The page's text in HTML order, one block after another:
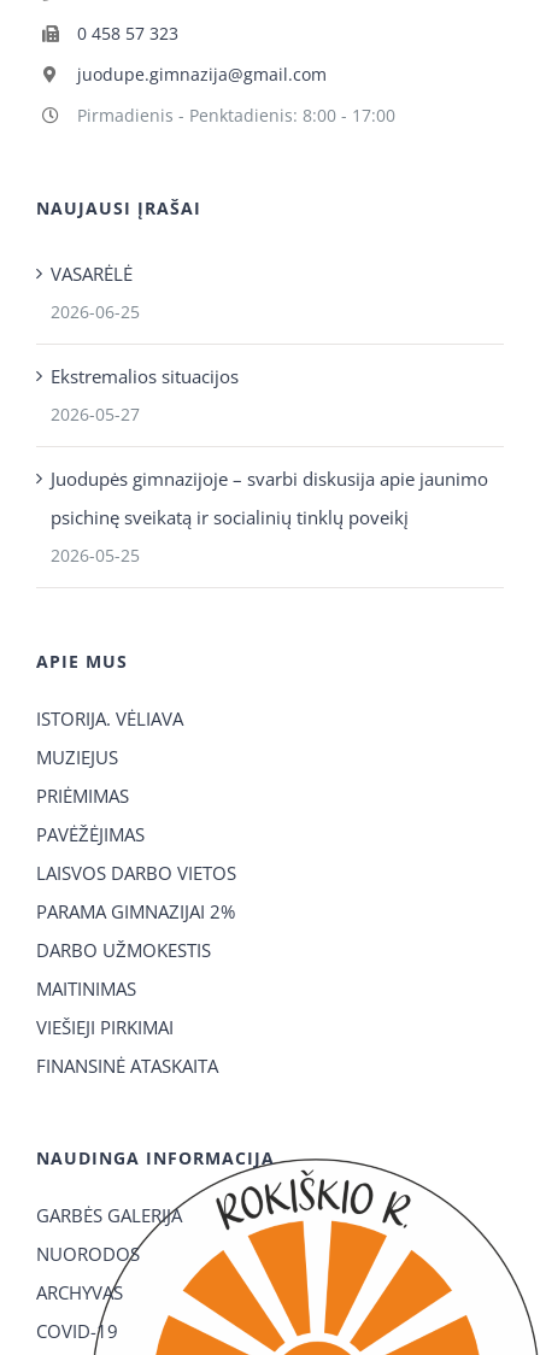
0 458 57 323
juodupe.gimnazija@gmail.com
Pirmadienis - Penktadienis: 8:00 - 17:00
NAUJAUSI ĮRAŠAI
VASARĖLĖ
2026-06-25
Ekstremalios situacijos
2026-05-27
Juodupės gimnazijoje – svarbi diskusija apie jaunimo
psichinę sveikatą ir socialinių tinklų poveikį
2026-05-25
APIE MUS
ISTORIJA. VĖLIAVA
MUZIEJUS
PRIĖMIMAS
PAVĖŽĖJIMAS
LAISVOS DARBO VIETOS
PARAMA GIMNAZIJAI 2%
DARBO UŽMOKESTIS
MAITINIMAS
VIEŠIEJI PIRKIMAI
FINANSINĖ ATASKAITA
NAUDINGA INFORMACIJA
GARBĖS GALERIJA
NUORODOS
ARCHYVAS
COVID-19